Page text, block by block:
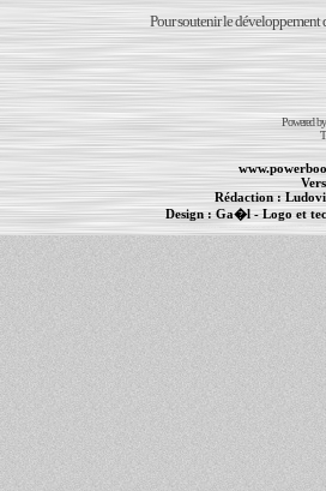
Pour soutenir le développement
Powered
Rédaction :
Design :Ga�l- Logo et
PowerBook